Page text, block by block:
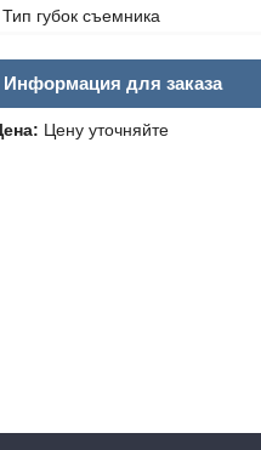
Тип губок съемника
Информация для заказа
Цену уточняйте